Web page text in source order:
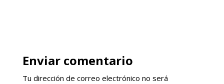
Enviar comentario
Tu dirección de correo electrónico no será